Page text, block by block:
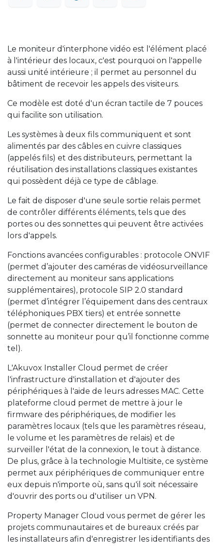
Le moniteur d'interphone vidéo est l'élément placé
à l'intérieur des locaux, c'est pourquoi on l'appelle
aussi unité intérieure ; il permet au personnel du
bâtiment de recevoir les appels des visiteurs.
Ce modèle est doté d'un écran tactile de 7 pouces
qui facilite son utilisation.
Les systèmes à deux fils communiquent et sont
alimentés par des câbles en cuivre classiques
(appelés fils) et des distributeurs, permettant la
réutilisation des installations classiques existantes
qui possèdent déjà ce type de câblage.
Le fait de disposer d'une seule sortie relais permet
de contrôler différents éléments, tels que des
portes ou des sonnettes qui peuvent être activées
lors d'appels.
Fonctions avancées configurables : protocole ONVIF
(permet d’ajouter des caméras de vidéosurveillance
directement au moniteur sans applications
supplémentaires), protocole SIP 2.0 standard
(permet d’intégrer l’équipement dans des centraux
téléphoniques PBX tiers) et entrée sonnette
(permet de connecter directement le bouton de
sonnette au moniteur pour qu’il fonctionne comme
tel).
L'Akuvox Installer Cloud permet de créer
l'infrastructure d'installation et d'ajouter des
périphériques à l'aide de leurs adresses MAC. Cette
plateforme cloud permet de mettre à jour le
firmware des périphériques, de modifier les
paramètres locaux (tels que les paramètres réseau,
le volume et les paramètres de relais) et de
surveiller l'état de la connexion, le tout à distance.
De plus, grâce à la technologie Multisite, ce système
permet aux périphériques de communiquer entre
eux depuis n'importe où, sans qu'il soit nécessaire
d'ouvrir des ports ou d'utiliser un VPN.
Property Manager Cloud vous permet de gérer les
projets communautaires et de bureaux créés par
les installateurs afin d'enregistrer les identifiants des